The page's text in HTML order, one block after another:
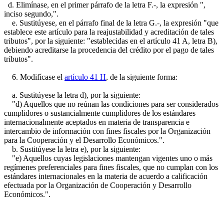
d. Elimínase, en el primer párrafo de la letra F.-, la expresión ",
inciso segundo,".
e. Sustitúyese, en el párrafo final de la letra G.-, la expresión "que
establece este artículo para la reajustabilidad y acreditación de tales
tributos", por la siguiente: "establecidas en el artículo 41 A, letra B),
debiendo acreditarse la procedencia del crédito por el pago de tales
tributos".
6. Modifícase el artículo 41 H, de la siguiente forma:
a. Sustitúyese la letra d), por la siguiente:
"d) Aquellos que no reúnan las condiciones para ser considerados
cumplidores o sustancialmente cumplidores de los estándares
internacionalmente aceptados en materia de transparencia e
intercambio de información con fines fiscales por la Organización
para la Cooperación y el Desarrollo Económicos.".
b. Sustitúyese la letra e), por la siguiente:
"e) Aquellos cuyas legislaciones mantengan vigentes uno o más
regímenes preferenciales para fines fiscales, que no cumplan con los
estándares internacionales en la materia de acuerdo a calificación
efectuada por la Organización de Cooperación y Desarrollo
Económicos.".